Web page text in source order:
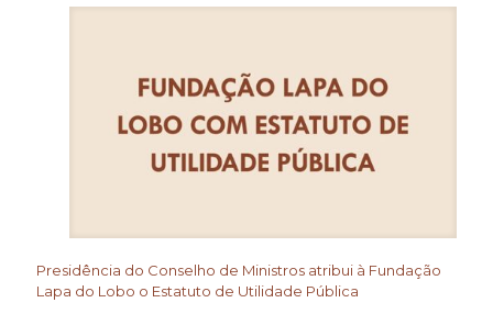
Presidência do Conselho de Ministros atribui à Fundação
Lapa do Lobo o Estatuto de Utilidade Pública